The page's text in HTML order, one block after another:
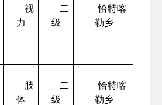
视
力
二
级
恰特喀
勒乡
肢
体
二
级
恰特喀
勒乡